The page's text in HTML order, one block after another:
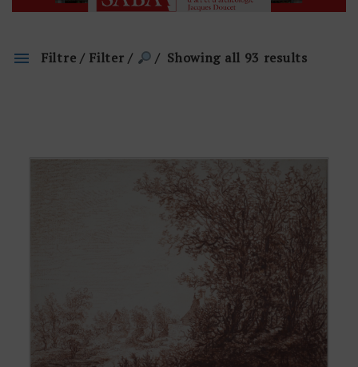
Filtre / Filter / Showing all 93 results